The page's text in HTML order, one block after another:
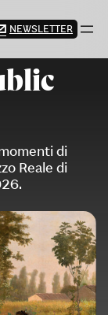
NEWSLETTER
di
Reale di